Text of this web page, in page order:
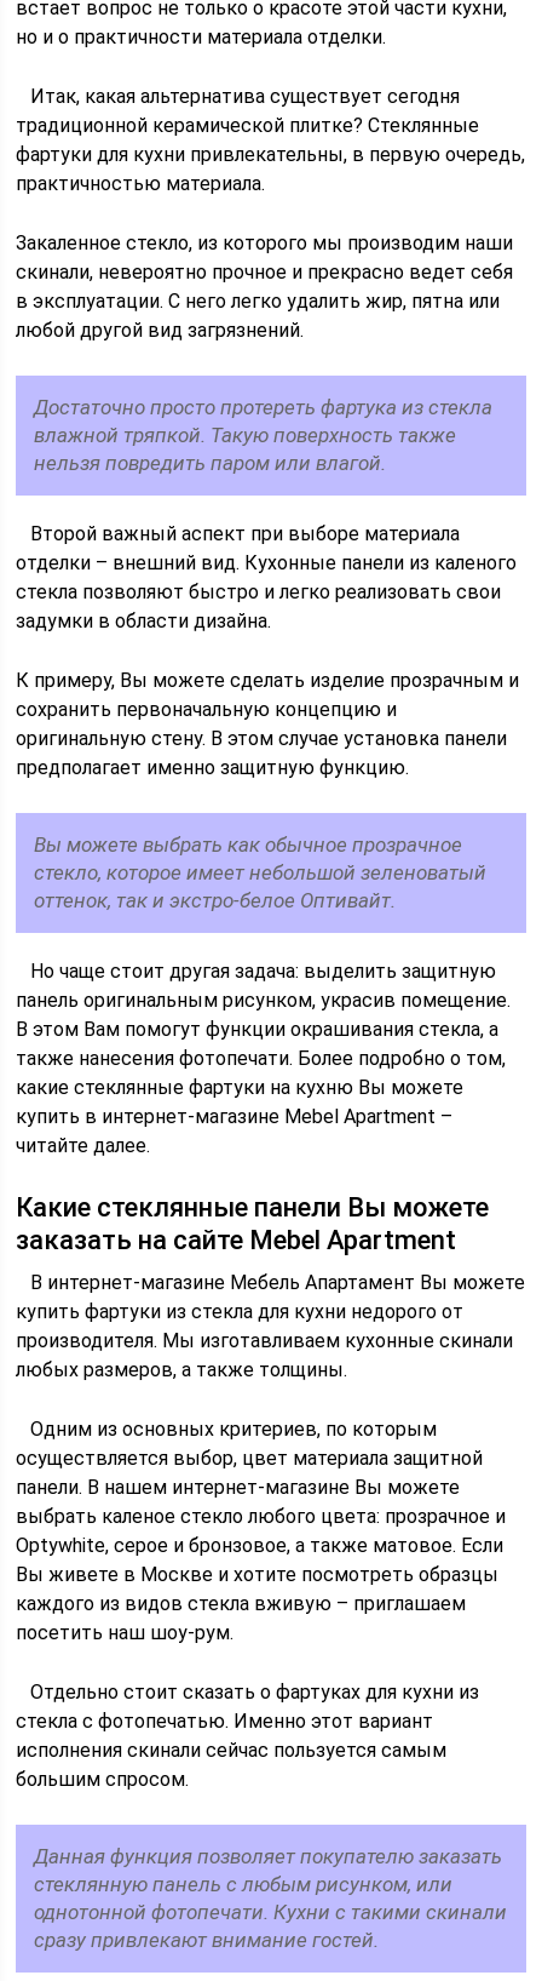
встает вопрос не только о красоте этой части кухни,
но и о практичности материала отделки.
Итак, какая альтернатива существует сегодня
традиционной керамической плитке? Стеклянные
фартуки для кухни привлекательны, в первую очередь,
практичностью материала.
Закаленное стекло, из которого мы производим наши
скинали, невероятно прочное и прекрасно ведет себя
в эксплуатации. С него легко удалить жир, пятна или
любой другой вид загрязнений.
Достаточно просто протереть фартука из стекла
влажной тряпкой. Такую поверхность также
нельзя повредить паром или влагой.
Второй важный аспект при выборе материала
отделки – внешний вид. Кухонные панели из каленого
стекла позволяют быстро и легко реализовать свои
задумки в области дизайна.
К примеру, Вы можете сделать изделие прозрачным и
сохранить первоначальную концепцию и
оригинальную стену. В этом случае установка панели
предполагает именно защитную функцию.
Вы можете выбрать как обычное прозрачное
стекло, которое имеет небольшой зеленоватый
оттенок, так и экстро-белое Оптивайт.
Но чаще стоит другая задача: выделить защитную
панель оригинальным рисунком, украсив помещение.
В этом Вам помогут функции окрашивания стекла, а
также нанесения фотопечати. Более подробно о том,
какие стеклянные фартуки на кухню Вы можете
купить в интернет-магазине Mebel Apartment –
читайте далее.
Какие стеклянные панели Вы можете
заказать на сайте Mebel Apartment
В интернет-магазине Мебель Апартамент Вы можете
купить фартуки из стекла для кухни недорого от
производителя. Мы изготавливаем кухонные скинали
любых размеров, а также толщины.
Одним из основных критериев, по которым
осуществляется выбор, цвет материала защитной
панели. В нашем интернет-магазине Вы можете
выбрать каленое стекло любого цвета: прозрачное и
Optywhite, серое и бронзовое, а также матовое. Если
Вы живете в Москве и хотите посмотреть образцы
каждого из видов стекла вживую – приглашаем
посетить наш шоу-рум.
Отдельно стоит сказать о фартуках для кухни из
стекла с фотопечатью. Именно этот вариант
исполнения скинали сейчас пользуется самым
большим спросом.
Данная функция позволяет покупателю заказать
стеклянную панель с любым рисунком, или
однотонной фотопечати. Кухни с такими скинали
сразу привлекают внимание гостей.